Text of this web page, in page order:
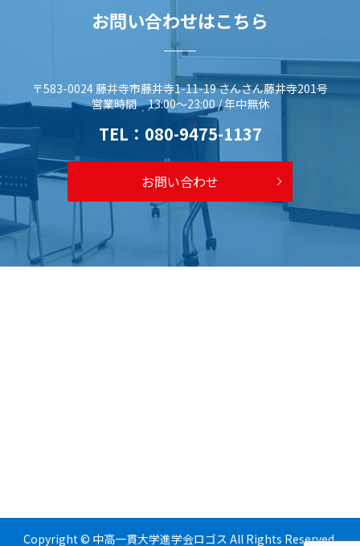
お問い合わせはこちら
〒583-0024 藤井寺市藤井寺1-11-19 さんさん藤井寺201号
営業時間 13:00～23:00 / 年中無休
TEL： 080-9475-1137
お問い合わせ
Copyright © 中高一貫大学進学会ロゴス All Rights Reserved.